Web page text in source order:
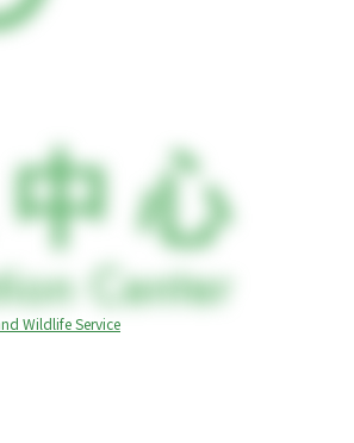
Wildlife Service